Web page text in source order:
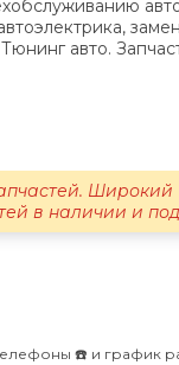
авто.
Широкий
в наличии и
☎️ и график